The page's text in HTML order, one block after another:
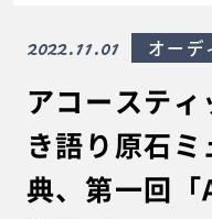
アコーステ
き語り原石
典、第一回「
2022.11.01 オーデ